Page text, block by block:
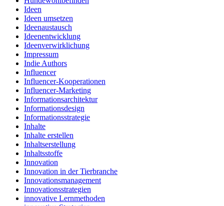
Ideen
Ideen umsetzen
Ideenaustausch
Ideenentwicklung
Ideenverwirklichung
Impressum
Indie Authors
Influencer
Influencer-Kooperationen
Influencer-Marketing
Informationsarchitektur
Informationsdesign
Informationsstrategie
Inhalte
Inhalte erstellen
Inhaltserstellung
Inhaltsstoffe
Innovation
Innovation in der Tierbranche
Innovationsmanagement
Innovationsstrategien
innovative Lernmethoden